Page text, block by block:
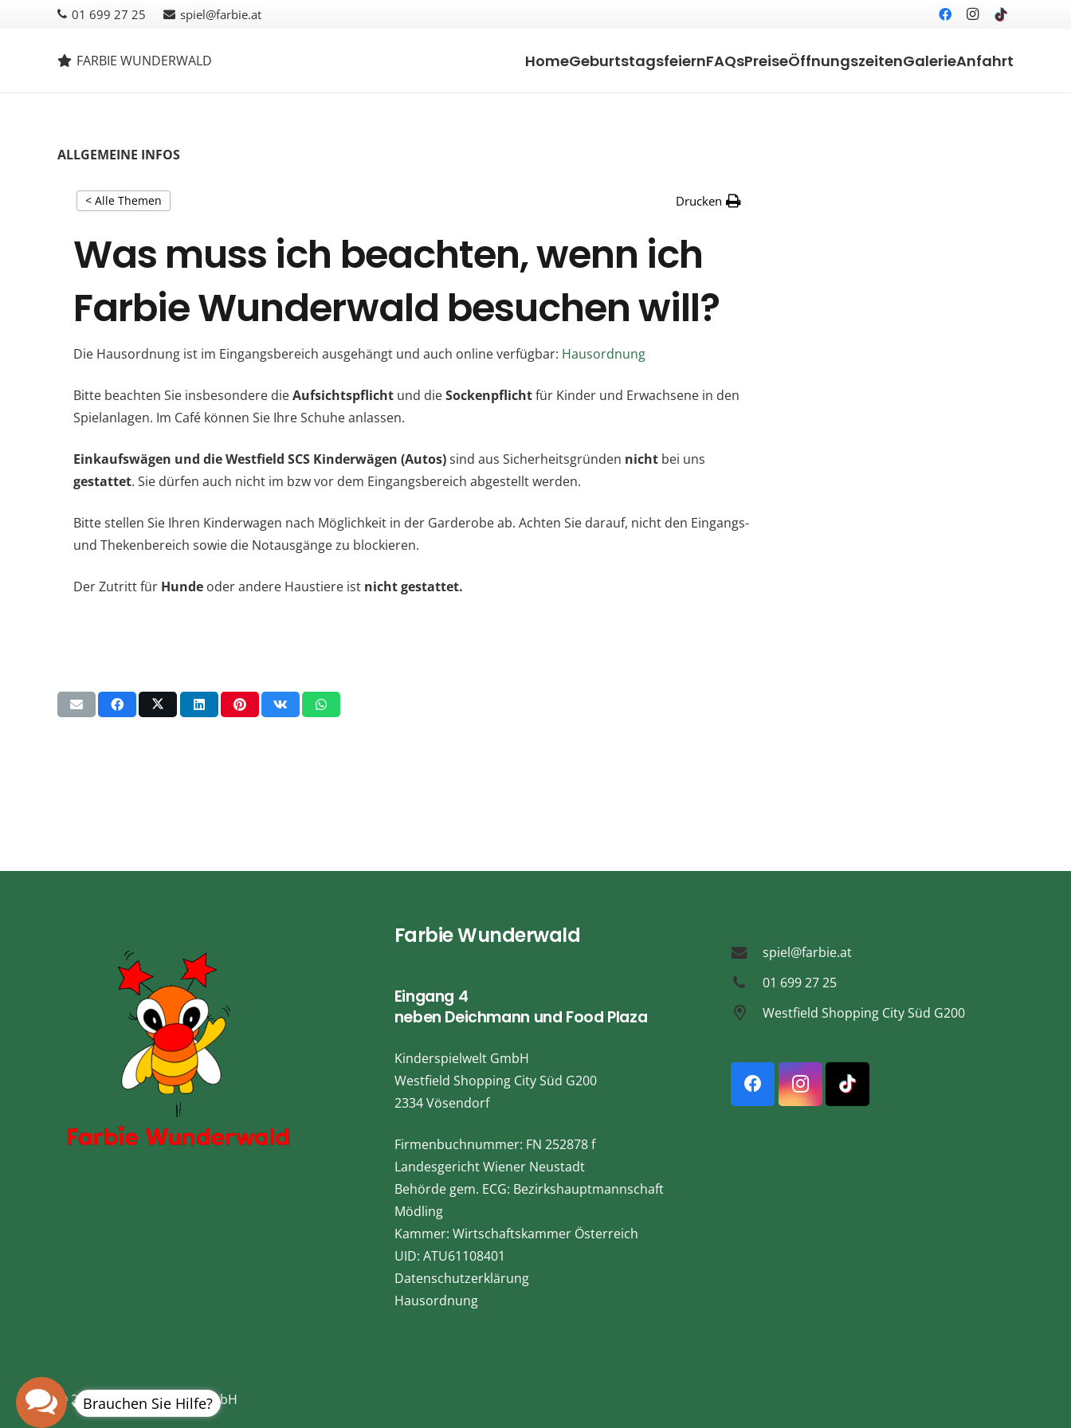
01 699 27 25 spiel@farbie.at
FARBIE WUNDERWALD HomeGeburtstagsfeiernFAQsPreiseÖffnungszeitenGalerieAnfahrt
ALLGEMEINE INFOS
< Alle Themen Drucken
Was muss ich beachten, wenn ich
Farbie Wunderwald besuchen will?
Die Hausordnung ist im Eingangsbereich ausgehängt und auch online verfügbar: Hausordnung
Bitte beachten Sie insbesondere dieAufsichtspflicht und dieSockenpflichtfür Kinder und Erwachsene in den
Spielanlagen. Im Café können Sie Ihre Schuhe anlassen.
Einkaufswägen und die Westfield SCS Kinderwägen (Autos)sind aus Sicherheitsgründen nicht bei uns
gestattet. Sie dürfen auch nicht im bzw vor dem Eingangsbereich abgestellt werden.
Bitte stellen Sie Ihren Kinderwagen nach Möglichkeit in der Garderobe ab. Achten Sie darauf, nicht den Eingangs-
und Thekenbereich sowie die Notausgänge zu blockieren.
Der Zutritt für Hunde oder andere Haustiere ist nicht gestattet.
Farbie Wunderwald
Eingang 4
neben Deichmann und Food Plaza
Kinderspielwelt GmbH
Westfield Shopping City Süd G200
2334 Vösendorf
Firmenbuchnummer: FN 252878 f
Landesgericht Wiener Neustadt
Behörde gem. ECG: Bezirkshauptmannschaft
Mödling
Kammer: Wirtschaftskammer Österreich
UID: ATU61108401
Datenschutzerklärung
Hausordnung
spiel@farbie.at
01 699 27 25
Westfield Shopping City Süd G200
© 2021 Kinderspielwelt GmbH
Brauchen Sie Hilfe?